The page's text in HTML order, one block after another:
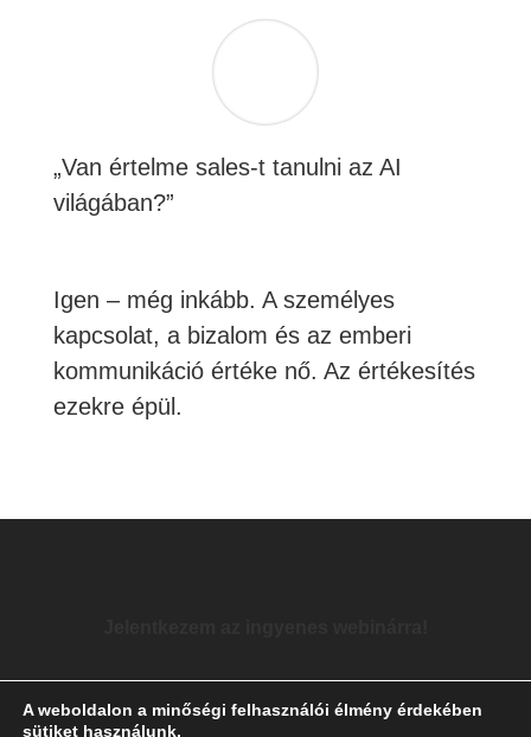
„Van értelme sales-t tanulni az AI
világában?”
Igen – még inkább. A személyes
kapcsolat, a bizalom és az emberi
kommunikáció értéke nő. Az értékesítés
ezekre épül.
A weboldalon a minőségi felhasználói élmény érdekében
sütiket használunk.